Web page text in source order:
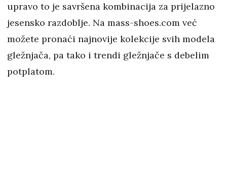
upravo to je savršena kombinacija za prijelazno
jesensko razdoblje. Na mass-shoes.com već
možete pronaći najnovije kolekcije svih modela
gležnjača, pa tako i trendi gležnjače s debelim
potplatom.